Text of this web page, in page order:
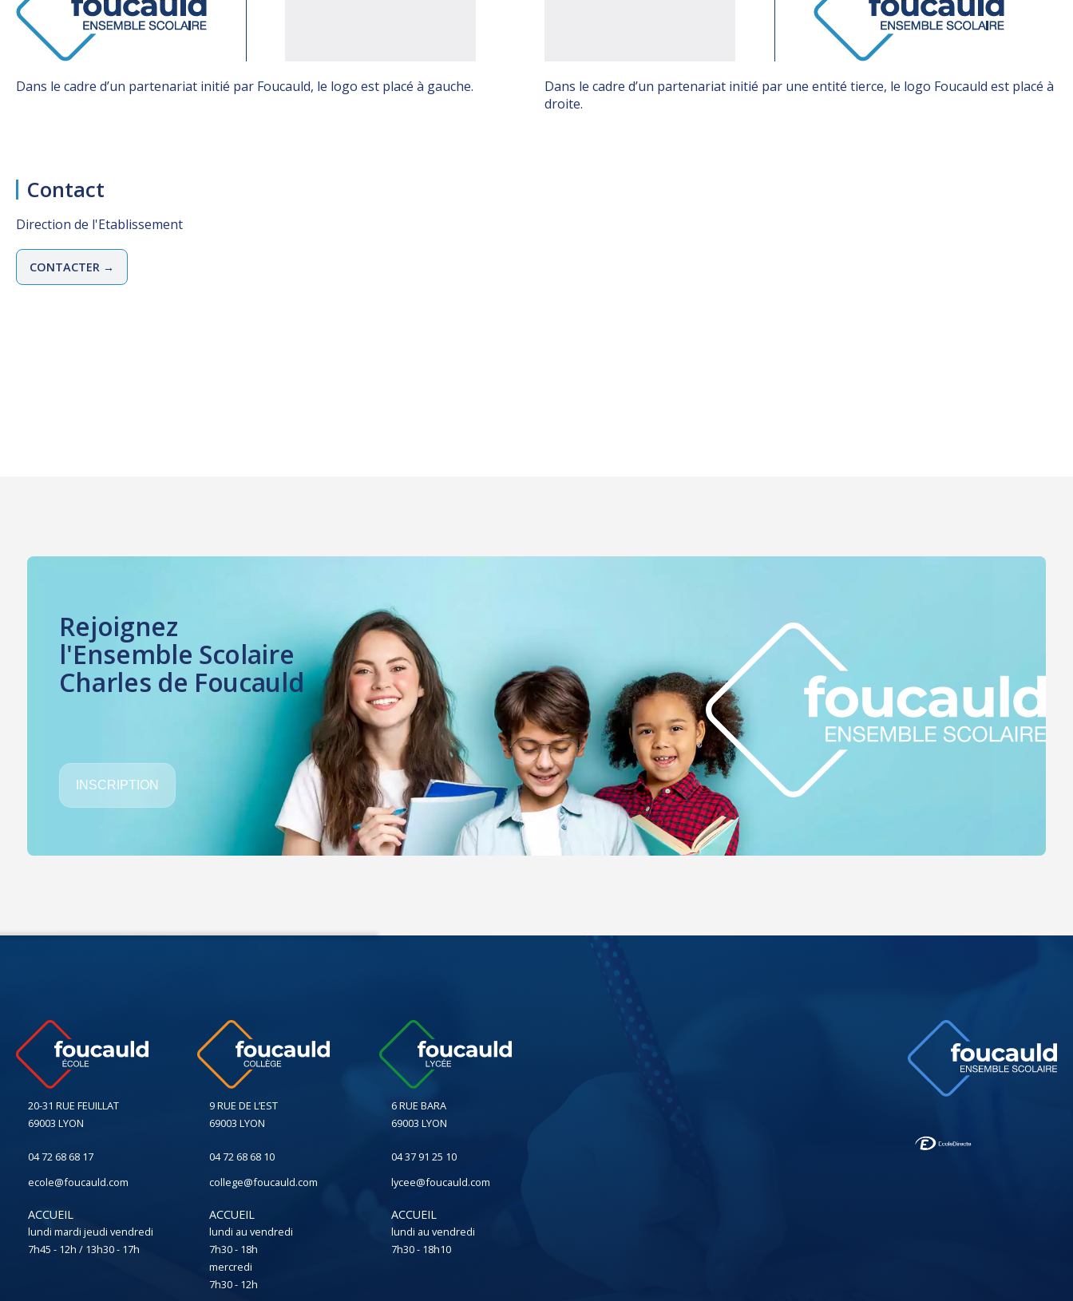
Dans le cadre d’un partenariat initié par Foucauld, le logo est placé à gauche.
Dans le cadre d’un partenariat initié par une entité tierce, le logo Foucauld est placé à
droite.
Contact
Direction de l'Etablissement
CONTACTER →
Rejoignez
l'Ensemble Scolaire
Charles de Foucauld
INSCRIPTION
20-31 RUE FEUILLAT
69003 LYON
04 72 68 68 17
ecole@foucauld.com
ACCUEIL
lundi mardi jeudi vendredi
7h45 - 12h / 13h30 - 17h
9 RUE DE L’EST
69003 LYON
04 72 68 68 10
college@foucauld.com
ACCUEIL
lundi au vendredi
7h30 - 18h
mercredi
7h30 - 12h
6 RUE BARA
69003 LYON
04 37 91 25 10
lycee@foucauld.com
ACCUEIL
lundi au vendredi
7h30 - 18h10